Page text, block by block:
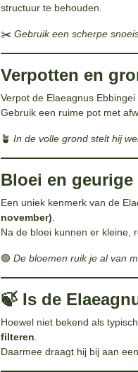
structuur te behouden.
✂️ Gebruik een scherpe
Verpotten en
Verpot de Elaeagnus
Gebruik een ruime pot met
🪴 In de volle grond stelt hij
Bloei en geurige
Een uniek kenmerk van de
november).
Na de bloei kunnen er kleine,
🟢 De bloemen ruik je al van
🍃 Is de
Hoewel niet bekend als
filteren.
Daarmee draagt hij bij aan